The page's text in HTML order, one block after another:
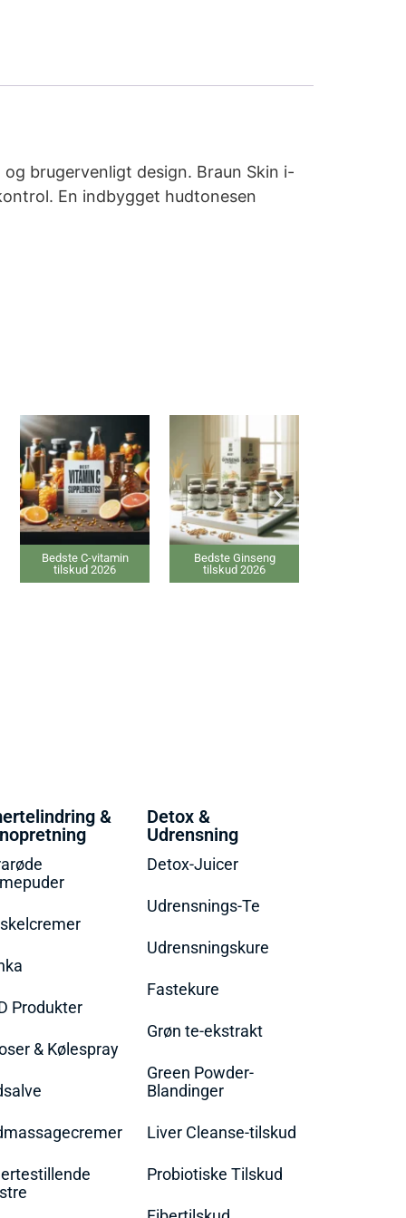
brugervenligt design. Braun Skin i-
En indbygget hudtonesen
Bedste C-vitamin
tilskud 2026
Bedste Ginseng
tilskud 2026
&
Produkter
& Kølespray
Detox &
Udrensning
Detox-Juicer
Udrensnings-Te
Udrensningskure
Fastekure
Grøn te-ekstrakt
Green Powder-
Blandinger
Liver Cleanse-tilskud
Probiotiske Tilskud